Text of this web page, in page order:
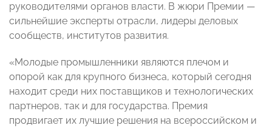
руководителями органов власти. В жюри Премии —
сильнейшие эксперты отрасли, лидеры деловых
сообществ, институтов развития.
«Молодые промышленники являются плечом и
опорой как для крупного бизнеса, который сегодня
находит среди них поставщиков и технологических
партнеров, так и для государства. Премия
продвигает их лучшие решения на всероссийском и